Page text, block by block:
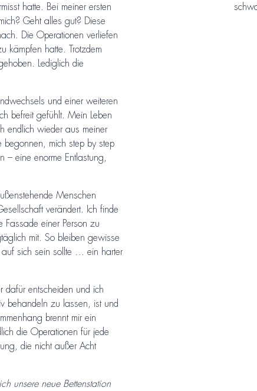
hatte. Bei meiner ersten
Geht alles gut? Diese
Die Operationen verliefen
kämpfen hatte. Trotzdem
Lediglich die
und einer weiteren
befreit gefühlt. Mein Leben
endlich wieder aus meiner
mich step by step
eine enorme Entlastung,
Menschen
verändert. Ich finde
Fassade einer Person zu
mit. So bleiben gewisse
auf sich sein sollte … ein harter
dafür entscheiden und ich
behandeln zu lassen, ist und
brennt mir ein
die Operationen für jede
die nicht außer Acht
unsere neue Bettenstation